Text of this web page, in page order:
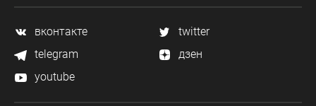
вконтакте
twitter
telegram
дзен
youtube